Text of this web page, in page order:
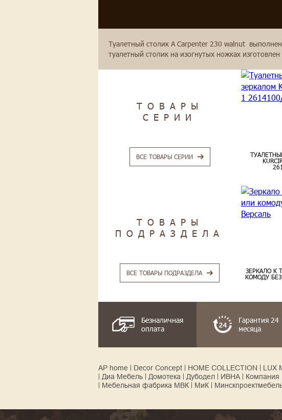
Туалетный столик А Carpenter 230 walnut
туалетный столик на изогнутых ножках
ТОВАРЫ
СЕРИИ
ВСЕ ТОВАРЫ СЕРИИ
ЗЕРКАЛО К
КОМОДУ
ТОВАРЫ
ПОДРАЗДЕЛА
ВСЕ ТОВАРЫ ПОДРАЗДЕЛА
Безналичная
оплата
Гарантия 24
месяца
AP home Decor Concept HOME COLLECTION LUX
Диа Мебель
Домотека Дубодел ИВНА Компания
Мебельная фабрика МВК
МиК